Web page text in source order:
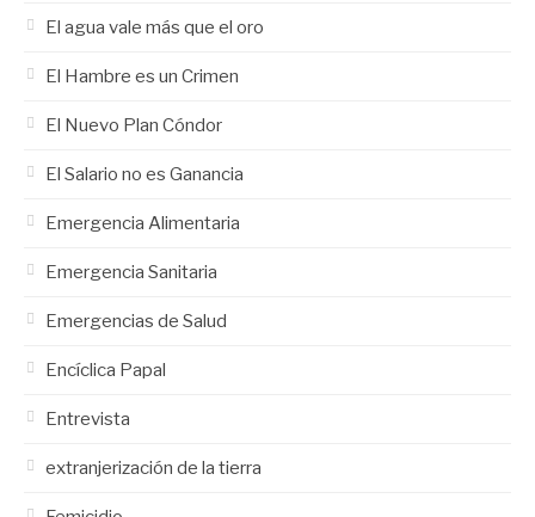
El agua vale más que el oro
El Hambre es un Crimen
El Nuevo Plan Cóndor
El Salario no es Ganancia
Emergencia Alimentaria
Emergencia Sanitaria
Emergencias de Salud
Encíclica Papal
Entrevista
extranjerización de la tierra